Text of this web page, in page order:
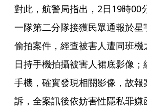
對此，航警局指出，2日19時00
一隊第二分隊接獲民眾通報於星
偷拍案件，經查被害人遭同班
日持手機拍攝被害人裙底影像
手機，確實發現相關影像，故
訴，全案訊後依妨害性隱私罪嫌